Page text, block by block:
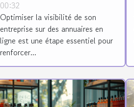
annuaires en ligne ?
00:32
Optimiser la visibilité de son
entreprise sur des annuaires en
ligne est une étape essentiel pour
renforcer...